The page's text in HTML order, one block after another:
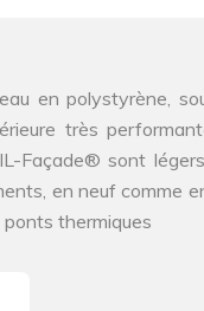
en polystyrène,
très
Façade® sont
en neuf comme
thermiques